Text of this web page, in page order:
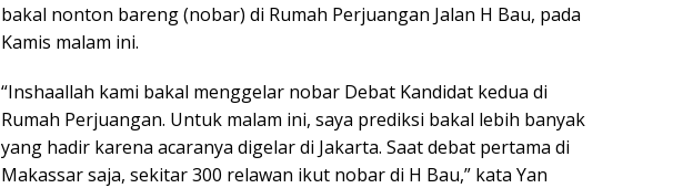
bakal nonton bareng (nobar) di Rumah Perjuangan Jalan H Bau, pada
Kamis malam ini.
“Inshaallah kami bakal menggelar nobar Debat Kandidat kedua di
Rumah Perjuangan. Untuk malam ini, saya prediksi bakal lebih banyak
yang hadir karena acaranya digelar di Jakarta. Saat debat pertama di
Makassar saja, sekitar 300 relawan ikut nobar di H Bau,” kata Yan